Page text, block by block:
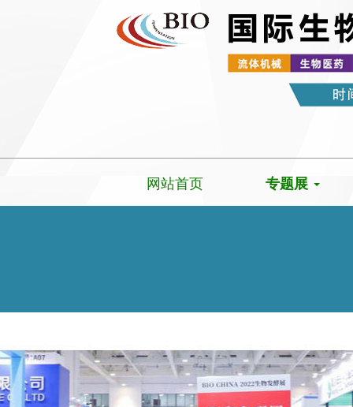
网站首页 专题展